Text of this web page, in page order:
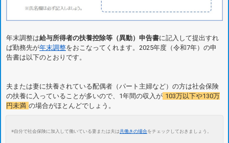
年末調整は給与所得者の扶養控除等（異動）申告書に記入して提出すれ
ば勤務先が年末調整をおこなってくれます。2025年度（令和7年）の申
告書は以下のとおりです。
夫または妻に扶養されている配偶者（パート主婦など）の方は社会保険
の扶養に入っていることが多いので、1年間の収入が 103万以下や130万
円未満 の場合がほとんどでしょう。
※自分で社会保険に加入して働いている妻または夫は共働きの場合をチェックしておきましょう。